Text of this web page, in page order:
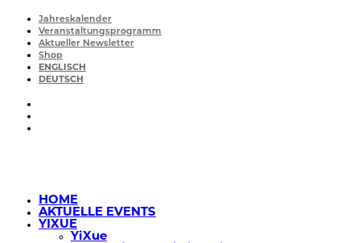
Jahreskalender
Veranstaltungsprogramm
Aktueller Newsletter
Shop
ENGLISCH
DEUTSCH
HOME
AKTUELLE EVENTS
YIXUE
YiXue